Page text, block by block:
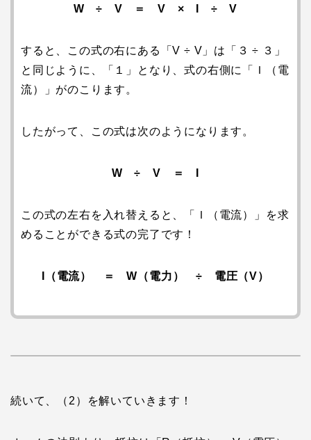
W ÷ V ＝ V × I ÷ V
すると、この式の右にある「V ÷ V」は「３ ÷ ３」
と同じように、「１」となり、式の右側に「Ｉ（電
流）」がのこります。
したがって、この式は次のようになります。
W ÷ V ＝ I
この式の左右を入れ替えると、「Ｉ（電流）」を求
めることができる式の完了です！
I（電流） ＝ W（電力） ÷ 電圧（V）
続いて、（2）を解いていきます！